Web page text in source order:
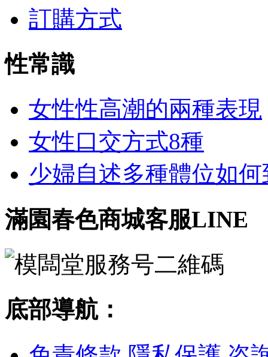
訂購方式
性常識
女性性高潮的兩種表現
女性口交方式8種
少婦自述多種體位如
滿園春色商城客服LINE
底部導航：